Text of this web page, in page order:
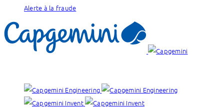
Alerte à la fraude